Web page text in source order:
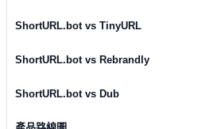
ShortURL.bot vs TinyURL
ShortURL.bot vs Rebrandly
ShortURL.bot vs Dub